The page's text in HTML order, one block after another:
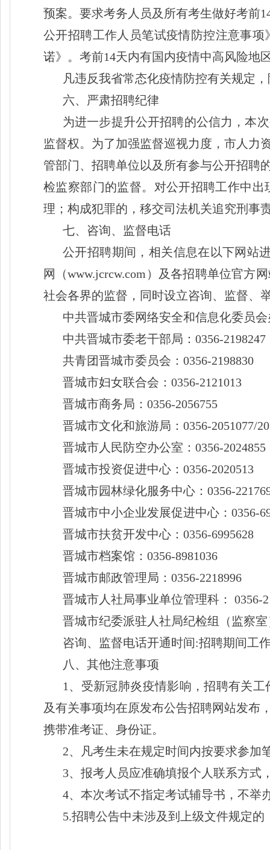
预案。要求考务人员及所有考生做好考前
公开招聘工作人员笔试疫情防控注意事
诺》。考前14天内有国内疫情中高风险地
凡违反我省常态化疫情防控有关规定
六、严肃招聘纪律
为进一步提升公开招聘的公信力，本
监督权。为了加强监督巡视力度，市人力
管部门、招聘单位以及所有参与公开招聘
检监察部门的监督。对公开招聘工作中
理；构成犯罪的，移交司法机关追究刑事
七、咨询、监督电话
公开招聘期间，相关信息在以下网站
网（www.jcrcw.com）及各招聘单位官方
社会各界的监督，同时设立咨询、监督、
中共晋城市委网络安全和信息化委员
中共晋城市委老干部局： 0356-2198247
共青团晋城市委员会： 0356-2198830
晋城市妇女联合会： 0356-2121013
晋城市商务局： 0356-2056755
晋城市文化和旅游局： 0356-2051077/
晋城市人民防空办公室： 0356-2024855
晋城市投资促进中心： 0356-2020513
晋城市园林绿化服务中心： 0356-
晋城市中小企业发展促进中心： 0356-
晋城市扶贫开发中心： 0356-6995628
晋城市档案馆： 0356-8981036
晋城市邮政管理局： 0356-2218996
晋城市人社局事业单位管理科：
0356-
晋城市纪委派驻人社局纪检组（监察
咨询、监督电话开通时间:招聘期间工
八、其他注意事项
1、受新冠肺炎疫情影响，招聘有关
及有关事项均在原发布公告招聘网站发布
携带准考证、身份证。
2、凡考生未在规定时间内按要求参加
3、报考人员应准确填报个人联系方式
4、本次考试不指定考试辅导书，不举
5.招聘公告中未涉及到上级文件规定